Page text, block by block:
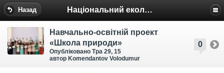
Назад Національний еколого-натуралістичний центр
0
Навчально-освітній проект
«Школа природи»
Опубліковано Тра 29, 15
автор Komendantov Volodumur